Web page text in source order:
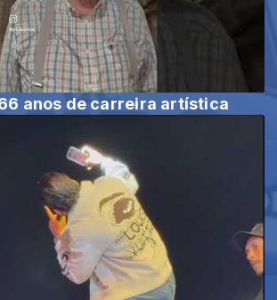
anos de carreira artística